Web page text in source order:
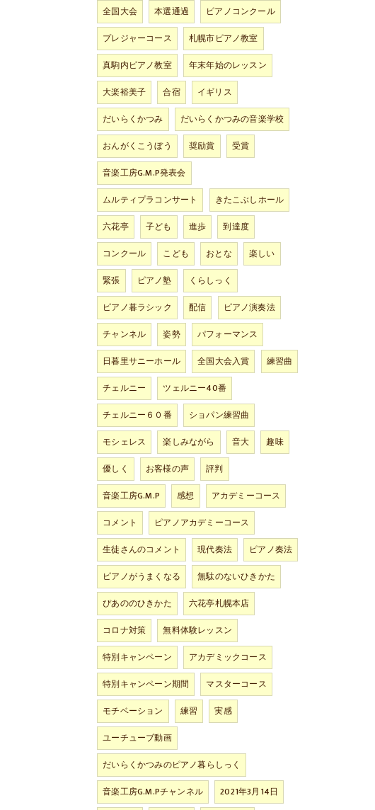
全国大会
本選通過
ピアノコンクール
プレジャーコース
札幌市ピアノ教室
真駒内ピアノ教室
年末年始のレッスン
大楽裕美子
合宿
イギリス
だいらくかつみ
だいらくかつみの音楽学校
おんがくこうぼう
奨励賞
受賞
音楽工房G.M.P発表会
ムルティプラコンサート
きたこぶしホール
六花亭
子ども 進歩
到達度
コンクール
こども おとな
楽しい
緊張
ピアノ塾
くらしっく
ピアノ暮ラシック
配信
ピアノ演奏法
チャンネル
姿勢
パフォーマンス
日暮里サニーホール
全国大会入賞
練習曲
チェルニー
ツェルニー40番
チェルニー６０番
ショパン練習曲
モシェレス
楽しみながら 音大
趣味
優しく
お客様の声
評判
音楽工房G.M.P
感想
アカデミーコース
コメント
ピアノアカデミーコース
生徒さんのコメント
現代奏法
ピアノ奏法
ピアノがうまくなる
無駄のないひきかた
ぴあののひきかた
六花亭札幌本店
コロナ対策
無料体験レッスン
特別キャンペーン
アカデミックコース
特別キャンペーン期間
マスターコース
モチベーション
練習
実感
ユーチューブ動画
だいらくかつみのピアノ暮らしっく
音楽工房G.M.Pチャンネル
2021年3月14日